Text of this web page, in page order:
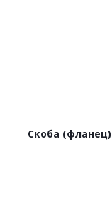
Скоба (фланец)